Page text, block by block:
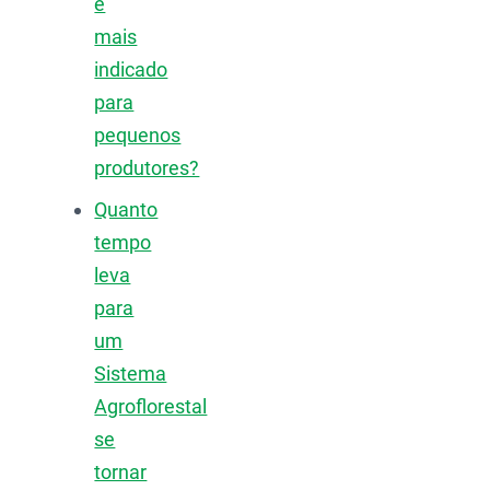
mais
indicado
para
pequenos
produtores?
Quanto
tempo
leva
para
um
Sistema
Agroflorestal
se
tornar